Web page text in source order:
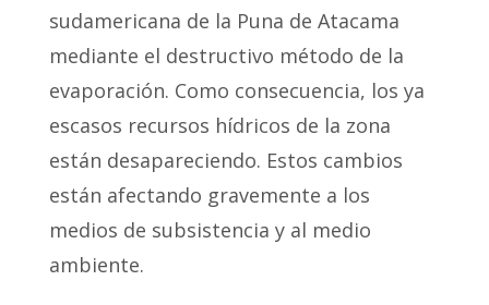
sudamericana de la Puna de Atacama
mediante el destructivo método de la
evaporación. Como consecuencia, los ya
escasos recursos hídricos de la zona
están desapareciendo. Estos cambios
están afectando gravemente a los
medios de subsistencia y al medio
ambiente.